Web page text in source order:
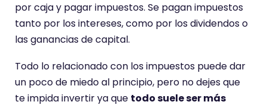
por caja y pagar impuestos. Se pagan impuestos
tanto por los intereses, como por los dividendos o
las ganancias de capital.
Todo lo relacionado con los impuestos puede dar
un poco de miedo al principio, pero no dejes que
te impida invertir ya que todo suele ser más